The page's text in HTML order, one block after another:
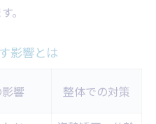
。
影響とは
響 整体での対策